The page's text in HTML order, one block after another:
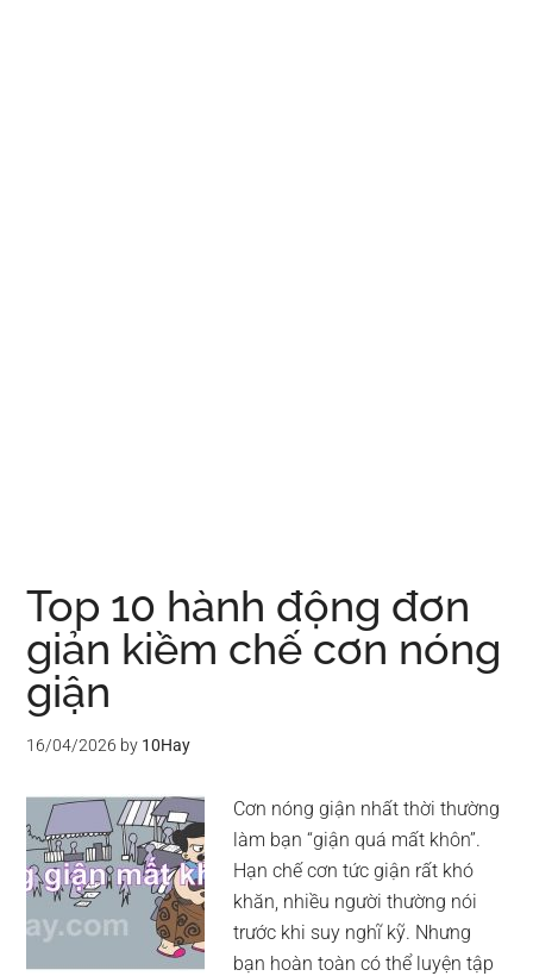
Top 10 hành động đơn
giản kiềm chế cơn nóng
giận
16/04/2026 by 10Hay
Cơn nóng giận nhất thời thường
làm bạn “giận quá mất khôn”.
Hạn chế cơn tức giận rất khó
khăn, nhiều người thường nói
trước khi suy nghĩ kỹ. Nhưng
bạn hoàn toàn có thể luyện tập